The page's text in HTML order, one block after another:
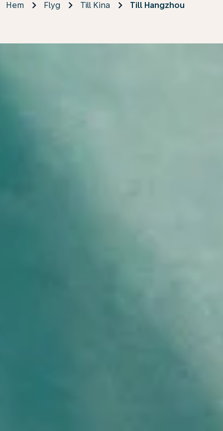
Hem Flyg Till Kina Till Hangzhou